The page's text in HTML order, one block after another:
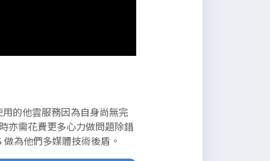
的他雲服務因為自身尚無完
亦需花費更多心力做問題除錯
為他們多媒體技術後盾。